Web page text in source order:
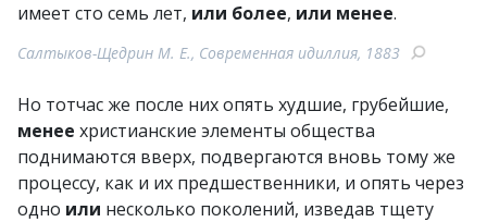
имеет сто семь лет, или более, или менее.
Салтыков-Щедрин М. Е., Современная идиллия, 1883
Но тотчас же после них опять худшие, грубейшие,
менее христианские элементы общества
поднимаются вверх, подвергаются вновь тому же
процессу, как и их предшественники, и опять через
одно или несколько поколений, изведав тщету